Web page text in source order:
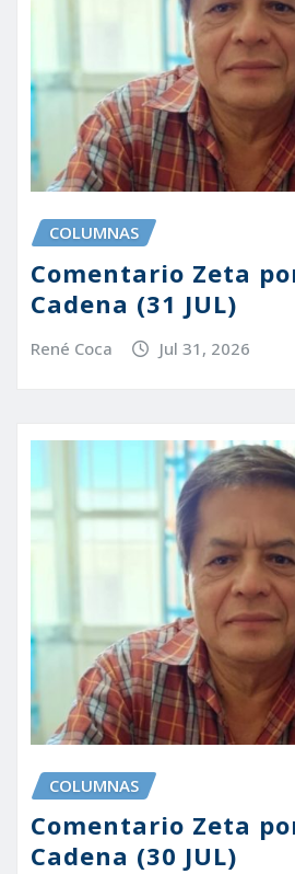
COLUMNAS
Comentario Zeta
Cadena (31 JUL)
René Coca Jul 31, 2026
COLUMNAS
Comentario Zeta
Cadena (30 JUL)